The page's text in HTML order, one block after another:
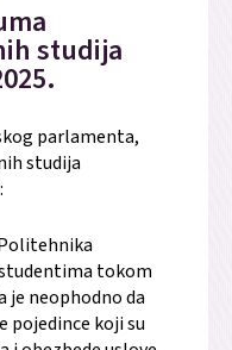
studija
parlamenta,
studija
tokom
neophodno da
pojedince koji su